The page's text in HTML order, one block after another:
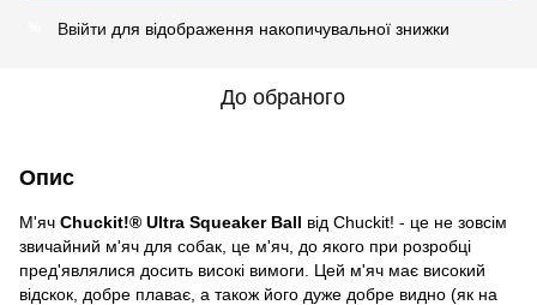
Ввійти для відображення накопичувальної знижки
До обраного
Опис
М'яч Chuckit!® Ultra Squeaker Ball від Chuckit! - це не зовсім
звичайний м'яч для собак, це м'яч, до якого при розробці
пред'являлися досить високі вимоги. Цей м'яч має високий
відскок, добре плаває, а також його дуже добре видно (як на